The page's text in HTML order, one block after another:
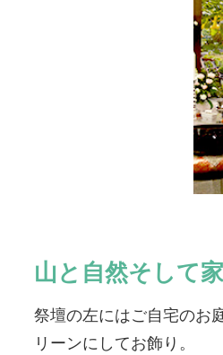
山と自然そして
祭壇の左にはご自宅のお
リーンにしてお飾り。